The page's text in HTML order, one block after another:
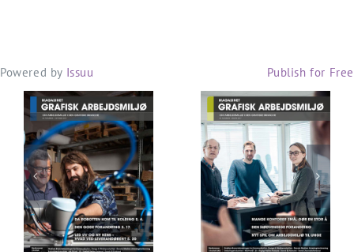
Powered by Issuu Publish for Free
Grafisk BAR
nr. 44 –
Oktober
2017
Grafisk BAR
nr. 42 –
Marts 2017